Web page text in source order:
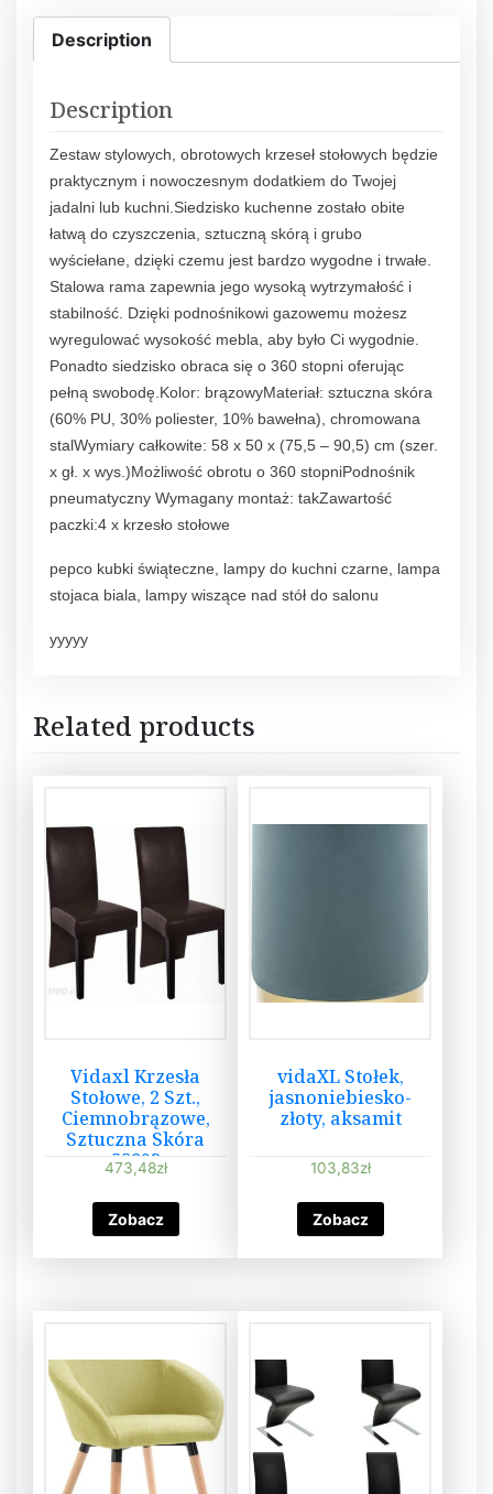
Description
Description
Zestaw stylowych, obrotowych krzeseł stołowych będzie
praktycznym i nowoczesnym dodatkiem do Twojej
jadalni lub kuchni.Siedzisko kuchenne zostało obite
łatwą do czyszczenia, sztuczną skórą i grubo
wyściełane, dzięki czemu jest bardzo wygodne i trwałe.
Stalowa rama zapewnia jego wysoką wytrzymałość i
stabilność. Dzięki podnośnikowi gazowemu możesz
wyregulować wysokość mebla, aby było Ci wygodnie.
Ponadto siedzisko obraca się o 360 stopni oferując
pełną swobodę.Kolor: brązowyMateriał: sztuczna skóra
(60% PU, 30% poliester, 10% bawełna), chromowana
stalWymiary całkowite: 58 x 50 x (75,5 – 90,5) cm (szer.
x gł. x wys.)Możliwość obrotu o 360 stopniPodnośnik
pneumatyczny Wymagany montaż: takZawartość
paczki:4 x krzesło stołowe
pepco kubki świąteczne, lampy do kuchni czarne, lampa
stojaca biala, lampy wiszące nad stół do salonu
yyyyy
Related products
Vidaxl Krzesła
Stołowe, 2 Szt.,
Ciemnobrązowe,
Sztuczna Skóra
55893
473,48zł
Zobacz
vidaXL Stołek,
jasnoniebiesko-
złoty, aksamit
103,83zł
Zobacz